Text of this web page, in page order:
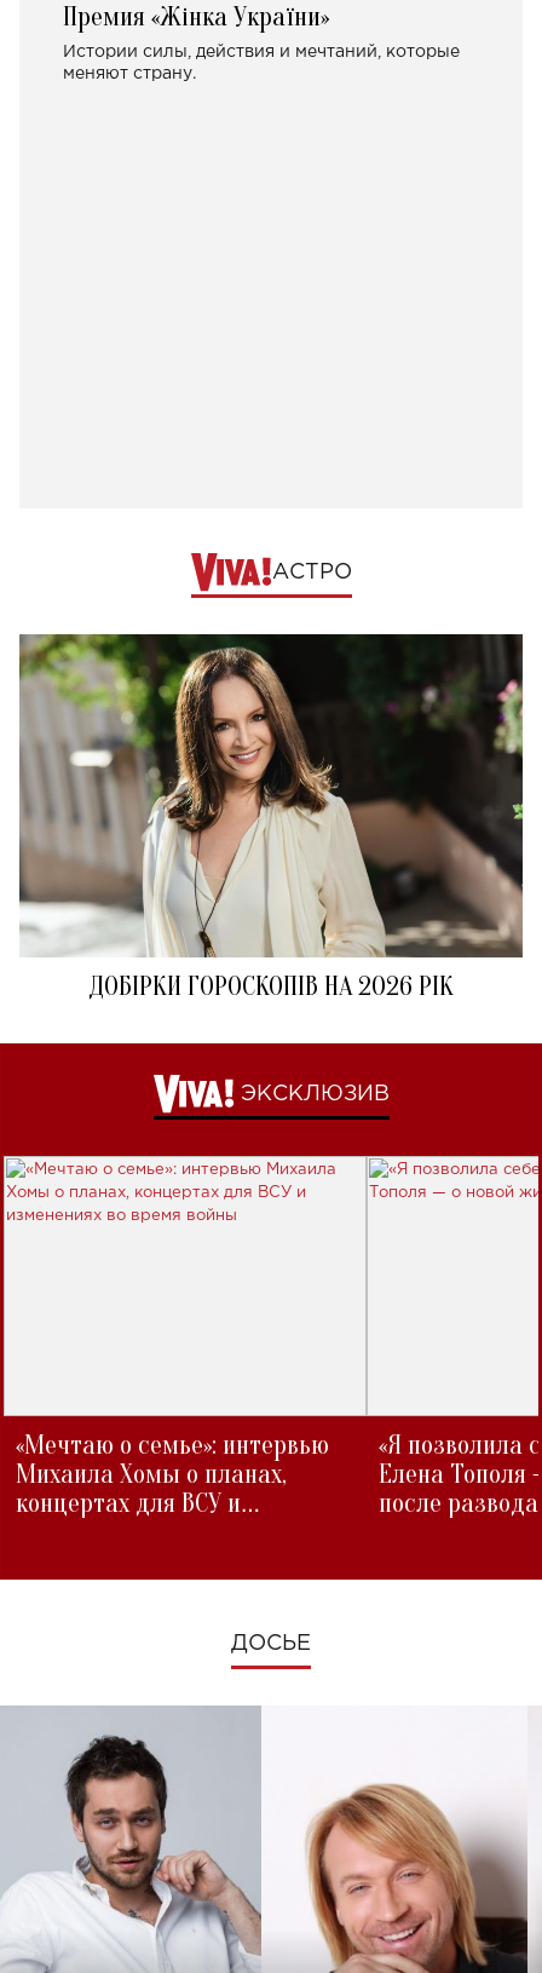
Премия «Жінка України»
Истории силы, действия и мечтаний, которые
меняют страну.
АСТРО
ДОБІРКИ ГОРОСКОПІВ НА 2026 РІК
ЭКСКЛЮЗИВ
«Мечтаю о семье»: интервью
Михаила Хомы о планах,
концертах для ВСУ и
«Я позволила
Елена Тополя
после развода
ДОСЬЕ